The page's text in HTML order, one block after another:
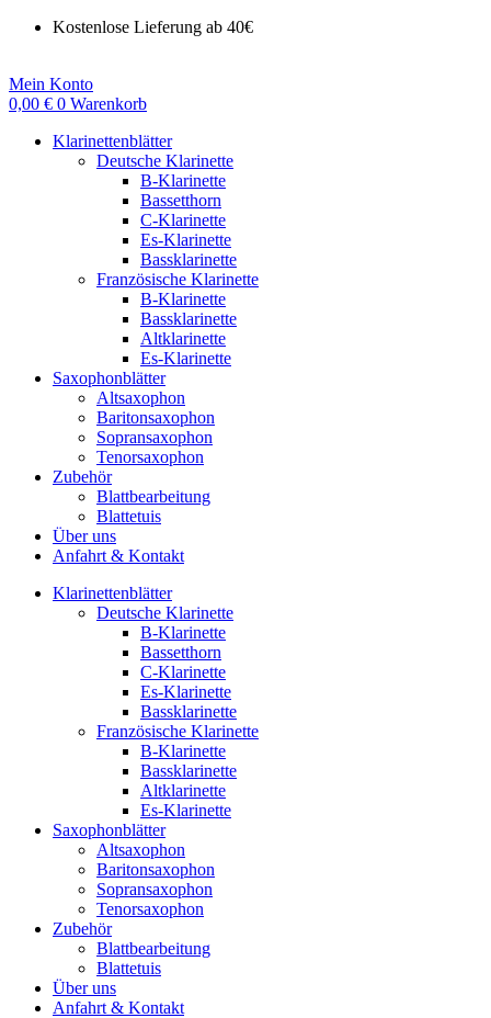
Kostenlose Lieferung ab 40€
Mein Konto
0,00 € 0 Warenkorb
Klarinettenblätter
Deutsche Klarinette
B-Klarinette
Bassetthorn
C-Klarinette
Es-Klarinette
Bassklarinette
Französische Klarinette
B-Klarinette
Bassklarinette
Altklarinette
Es-Klarinette
Saxophonblätter
Altsaxophon
Baritonsaxophon
Sopransaxophon
Tenorsaxophon
Zubehör
Blattbearbeitung
Blattetuis
Über uns
Anfahrt & Kontakt
Klarinettenblätter
Deutsche Klarinette
B-Klarinette
Bassetthorn
C-Klarinette
Es-Klarinette
Bassklarinette
Französische Klarinette
B-Klarinette
Bassklarinette
Altklarinette
Es-Klarinette
Saxophonblätter
Altsaxophon
Baritonsaxophon
Sopransaxophon
Tenorsaxophon
Zubehör
Blattbearbeitung
Blattetuis
Über uns
Anfahrt & Kontakt